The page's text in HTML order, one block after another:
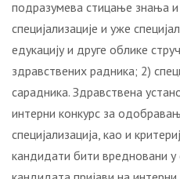
подразумева стицање знања
специјализације и уже
едукацију и друге облике
здравствених радника; 2)
сарадника. Здравствена
интерни конкурс за
специјализација, као и
кандидати бити вредновани у